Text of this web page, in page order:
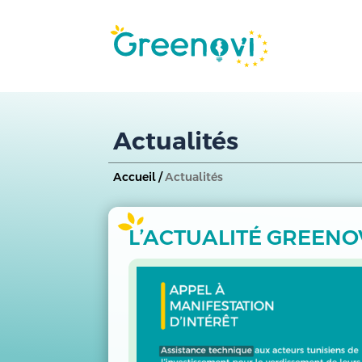
Actualités
Accueil /Actualités
L’ACTUALITÉ